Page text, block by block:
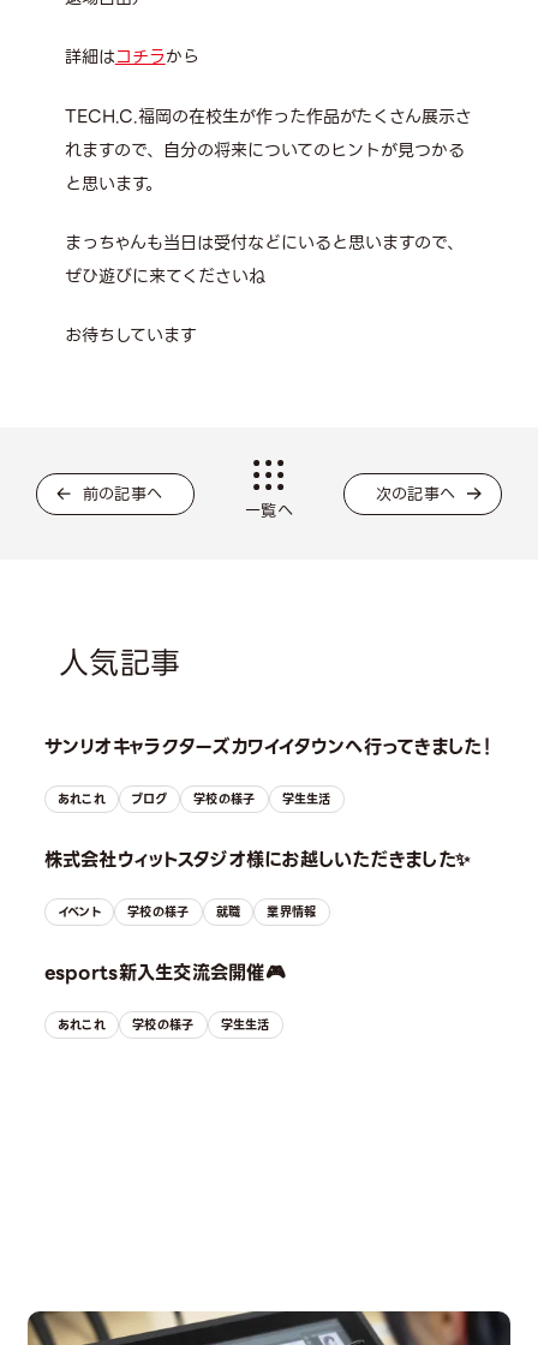
詳細はコチラから
TECH.C.福岡の在校生が作った作品がたくさん展示さ
れますので、自分の将来についてのヒントが見つかる
と思います。
まっちゃんも当日は受付などにいると思いますので、
ぜひ遊びに来てくださいね
お待ちしています
前の記事へ
一覧へ
次の記事へ
人気記事
サンリオキャラクターズカワイイタウンへ行ってきました！
あれこれ ブログ 学校の様子 学生生活
株式会社ウィットスタジオ様にお越しいただきました✨
イベント 学校の様子 就職 業界情報
esports新入生交流会開催🎮
あれこれ 学校の様子 学生生活